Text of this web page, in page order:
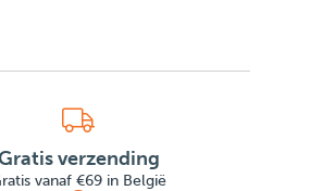
verzending
vanaf €69 in België